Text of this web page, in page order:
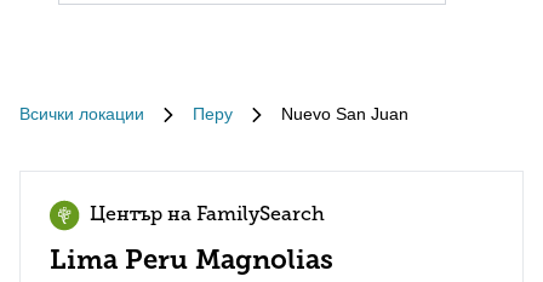
Всички локации Перу Nuevo San Juan
Център на FamilySearch
Lima Peru Magnolias